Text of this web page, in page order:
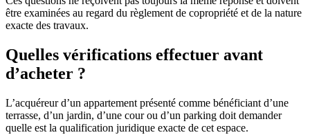
être examinées au regard du règlement de copropriété et de la nature
exacte des travaux.
Quelles vérifications effectuer avant
d’acheter ?
L’acquéreur d’un appartement présenté comme bénéficiant d’une
terrasse, d’un jardin, d’une cour ou d’un parking doit demander
quelle est la qualification juridique exacte de cet espace.